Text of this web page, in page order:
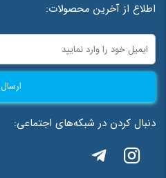
اطلاع از آخرین محصولات:
ارسال
دنبال کردن در شبکه‌های اجتماعی: